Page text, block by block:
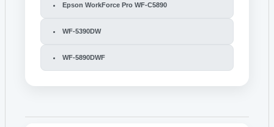
Epson WorkForce Pro WF-C5890
WF-5390DW
WF-5890DWF